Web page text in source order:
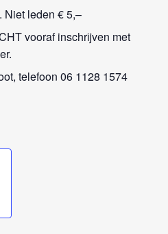
Niet leden € 5,–
vooraf inschrijven met
telefoon 06 1128 1574